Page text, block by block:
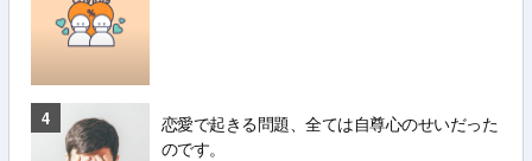
4
恋愛で起きる問題、全ては自尊心のせいだった
のです。